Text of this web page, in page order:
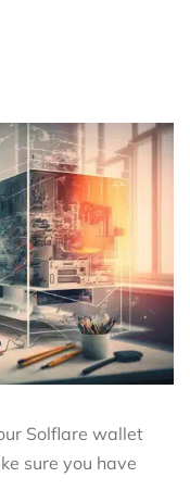
Solflare wallet
sure you have